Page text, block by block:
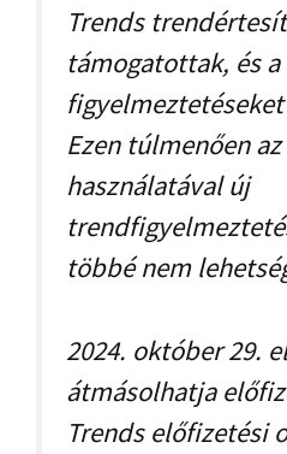
Trends
támogatottak, és
Ezen túlmenően
használatával új
többé nem
2024. október 29.
átmásolhatja
Trends előfizetési